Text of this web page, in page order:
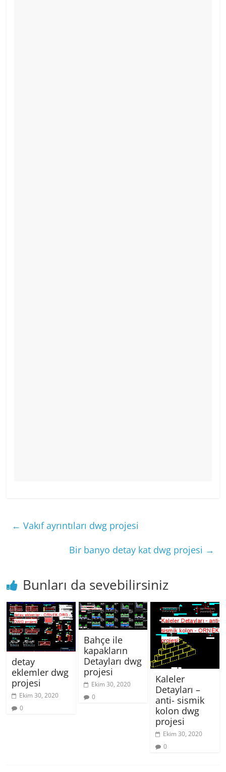
← Vakıf ayrıntıları dwg projesi
Bir banyo detay kat dwg projesi →
Bunları da sevebilirsiniz
detay
eklemler dwg
projesi
Ekim 30, 2020
0
Bahçe ile
kapakların
Detayları dwg
projesi
Ekim 30, 2020
0
Kaleler
Detayları –
anti- sismik
kolon dwg
projesi
Ekim 30, 2020
0